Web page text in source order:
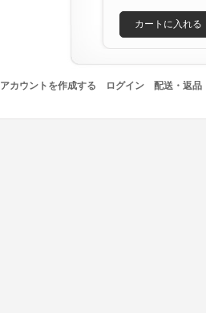
カートに入れる
アカウントを作成する ログイン 配送・返品